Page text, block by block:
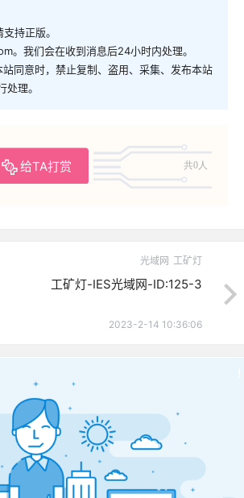
持正版。
。我们会在收到消息后24小时内处理。
同意时，禁止复制、盗用、采集、发布本站
理。
给TA打赏 共0人
光域网 工矿灯
工矿灯-IES光域网-ID:125-3
2023-2-14 10:36:06